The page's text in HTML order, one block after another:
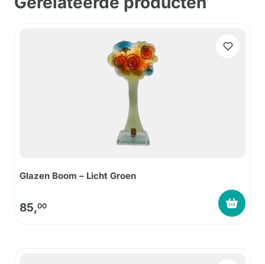
Glazen Boom – Licht Groen
85,00